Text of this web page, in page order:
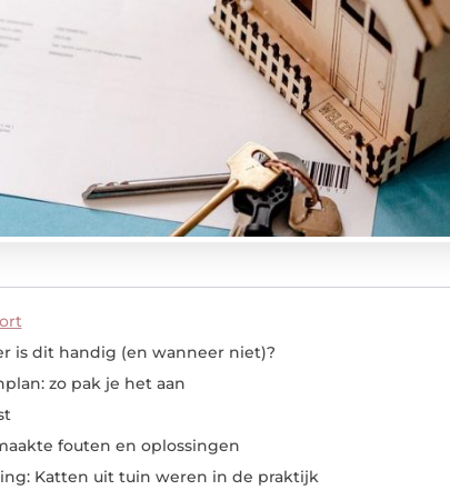
is dit handig (en wanneer niet)?
zo pak je het aan
fouten en oplossingen
Katten uit tuin weren in de praktijk